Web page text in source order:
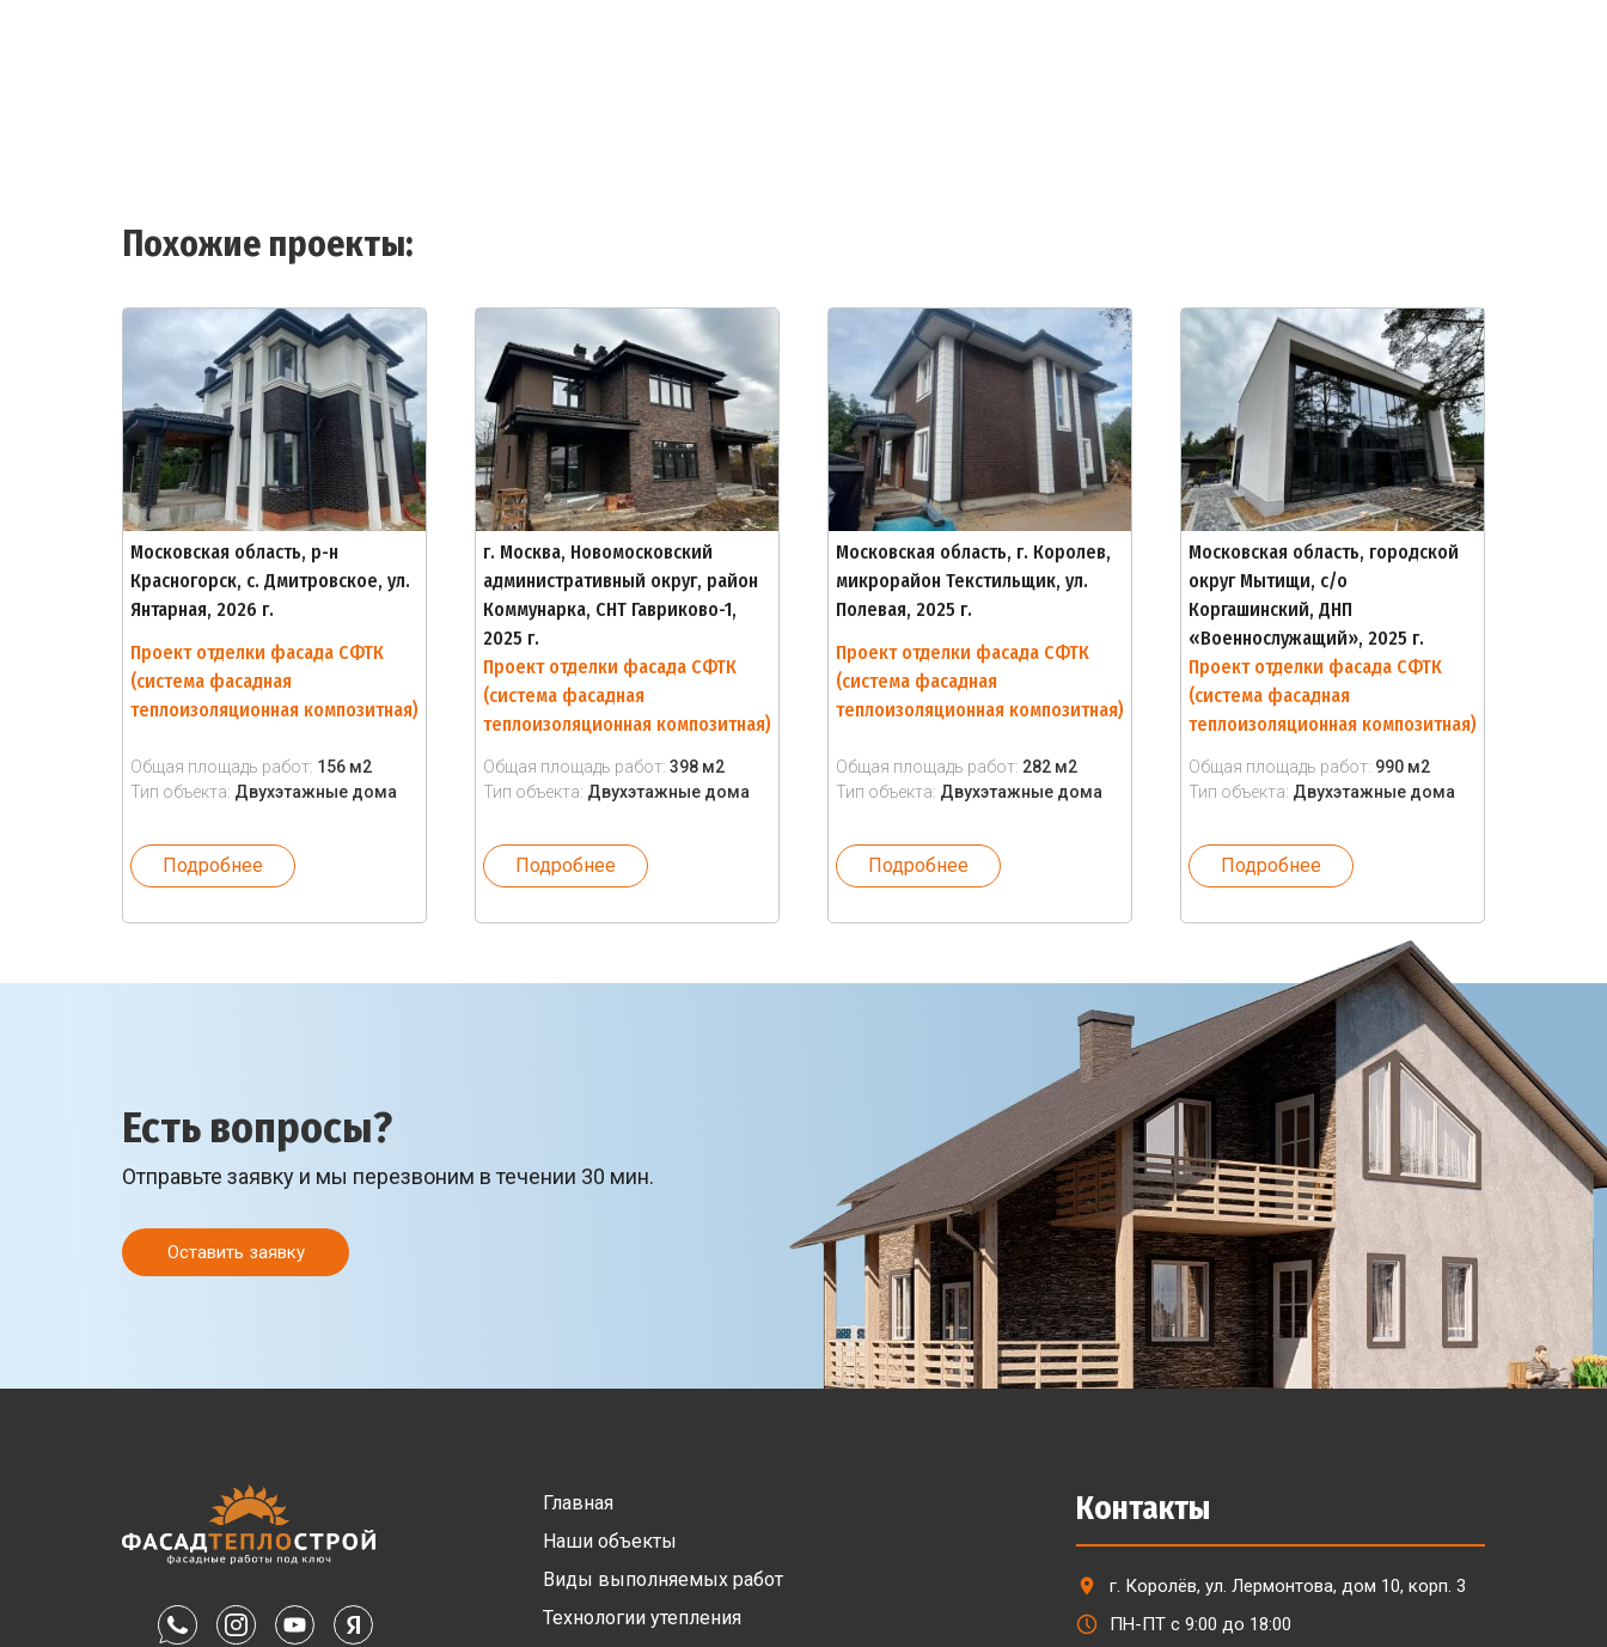
Похожие проекты:
Московская область, р-н
Красногорск, с. Дмитровское, ул.
Янтарная, 2026 г.
Проект отделки фасада СФТК
(система фасадная
теплоизоляционная композитная)
Общая площадь работ: 156 м2
Тип объекта: Двухэтажные дома
Подробнее
г. Москва, Новомосковский
административный округ, район
Коммунарка, СНТ Гавриково-1,
2025 г.
Проект отделки фасада СФТК
(система фасадная
теплоизоляционная композитная)
Общая площадь работ: 398 м2
Тип объекта: Двухэтажные дома
Подробнее
Московская область, г. Королев,
микрорайон Текстильщик, ул.
Полевая, 2025 г.
Проект отделки фасада СФТК
(система фасадная
теплоизоляционная композитная)
Общая площадь работ: 282 м2
Тип объекта: Двухэтажные дома
Подробнее
Московская область, городской
округ Мытищи, с/о
Коргашинский, ДНП
«Военнослужащий», 2025 г.
Проект отделки фасада СФТК
(система фасадная
теплоизоляционная композитная)
Общая площадь работ: 990 м2
Тип объекта: Двухэтажные дома
Подробнее
Есть вопросы?
Отправьте заявку и мы перезвоним в течении 30 мин.
Оставить заявку
Главная
Наши объекты
Виды выполняемых работ
Технологии утепления
Контакты
г. Королёв, ул. Лермонтова, дом 10, корп. 3
ПН-ПТ с 9:00 до 18:00